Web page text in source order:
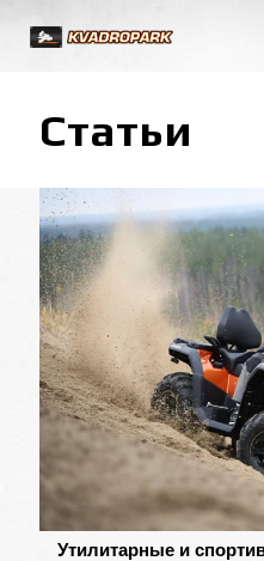
Статьи
Утилитарные и